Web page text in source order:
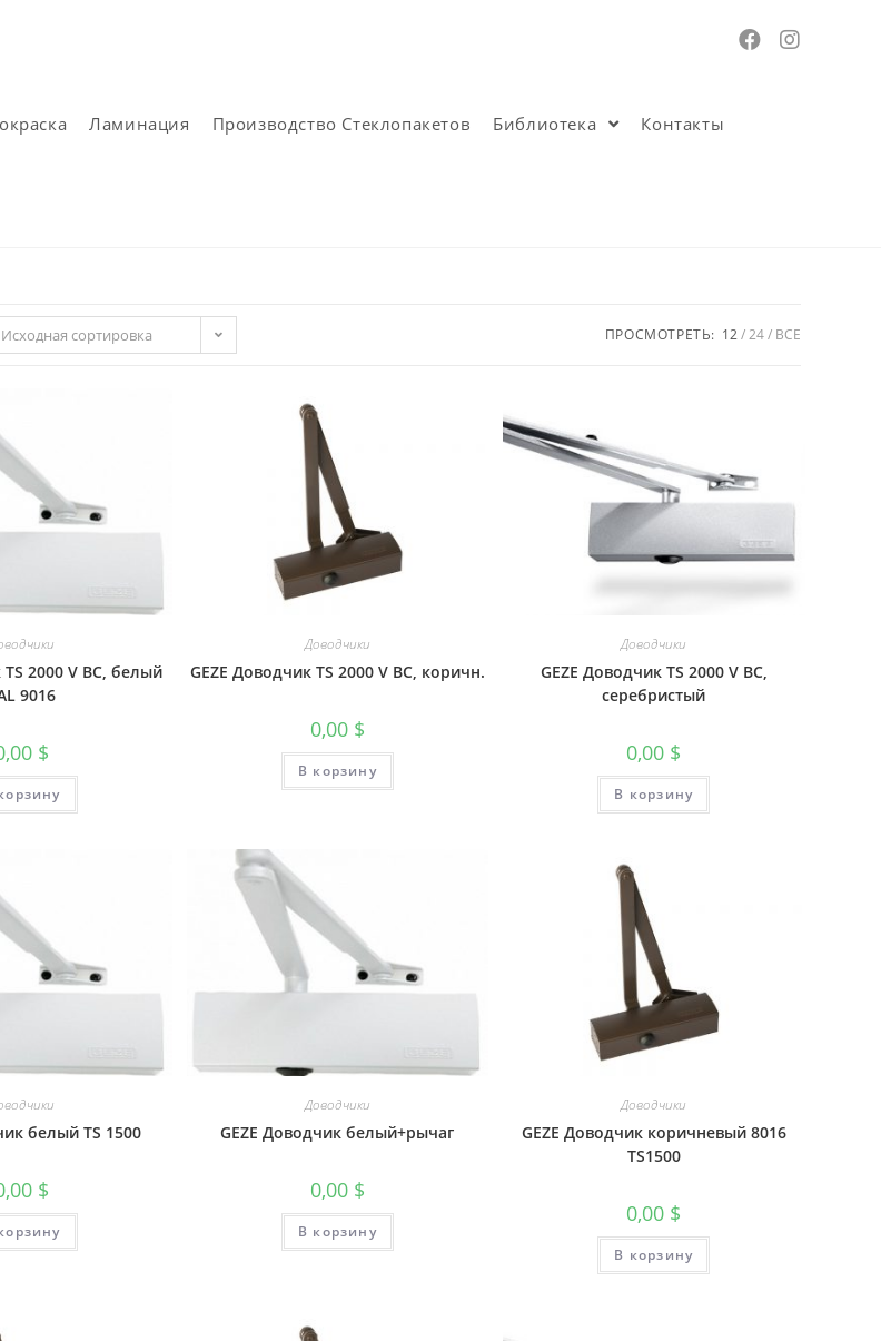
Ламинация Производство Стеклопакетов Библиотека Контакты
Исходная сортировка ПРОСМОТРЕТЬ: 12 24 ВСЕ
2000 V BC, белый
9016
$
Доводчики
GEZE Доводчик TS 2000 V BC, коричн.
0,00 $
В корзину
Доводчики
GEZE Доводчик TS 2000 V BC,
серебристый
0,00 $
В корзину
белый TS 1500
$
Доводчики
GEZE Доводчик белый+рычаг
0,00 $
В корзину
Доводчики
GEZE Доводчик коричневый 8016
TS1500
0,00 $
В корзину